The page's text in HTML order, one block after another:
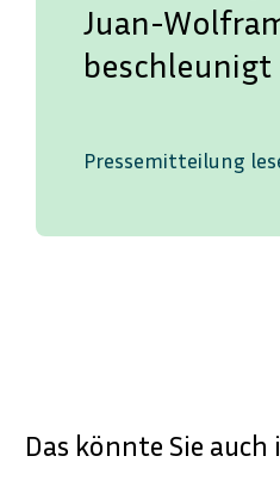
Juan-
beschleunigt
Pressemitteilung
Das könnte Sie